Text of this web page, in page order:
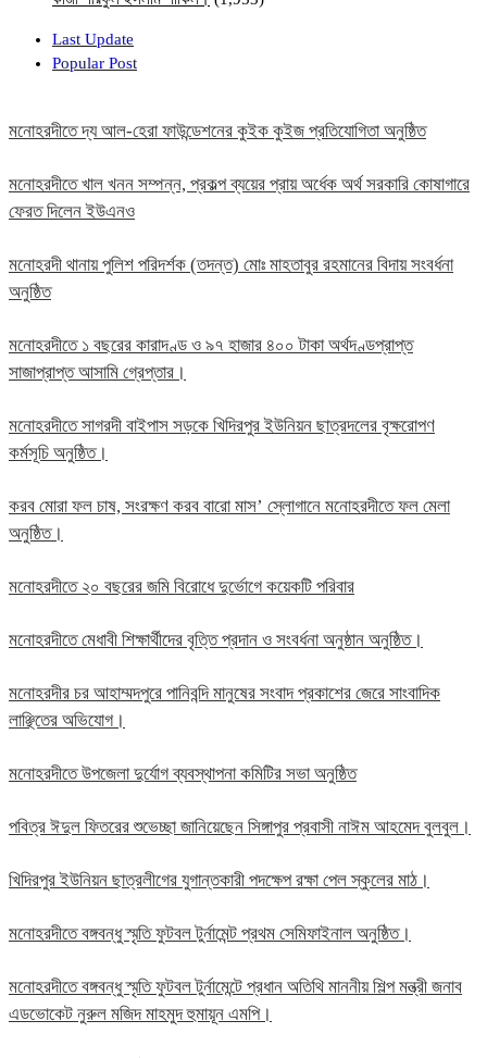
Last Update
Popular Post
মনোহরদীতে দ্য আল-হেরা ফাউন্ডেশনের কুইক কুইজ প্রতিযোগিতা অনুষ্ঠিত
মনোহরদীতে খাল খনন সম্পন্ন, প্রকল্প ব্যয়ের প্রায় অর্ধেক অর্থ সরকারি কোষাগারে
ফেরত দিলেন ইউএনও
মনোহরদী থানায় পুলিশ পরিদর্শক (তদন্ত) মোঃ মাহতাবুর রহমানের বিদায় সংবর্ধনা
অনুষ্ঠিত
মনোহরদীতে ১ বছরের কারাদণ্ড ও ৯৭ হাজার ৪০০ টাকা অর্থদণ্ডপ্রাপ্ত
সাজাপ্রাপ্ত আসামি গ্রেপ্তার।
মনোহরদীতে সাগরদী বাইপাস সড়কে খিদিরপুর ইউনিয়ন ছাত্রদলের বৃক্ষরোপণ
কর্মসূচি অনুষ্ঠিত।
করব মোরা ফল চাষ, সংরক্ষণ করব বারো মাস’ স্লোগানে মনোহরদীতে ফল মেলা
অনুষ্ঠিত।
মনোহরদীতে ২০ বছরের জমি বিরোধে দুর্ভোগে কয়েকটি পরিবার
মনোহরদীতে মেধাবী শিক্ষার্থীদের বৃত্তি প্রদান ও সংবর্ধনা অনুষ্ঠান অনুষ্ঠিত।
মনোহরদীর চর আহাম্মদপুরে পানিবন্দি মানুষের সংবাদ প্রকাশের জেরে সাংবাদিক
লাঞ্ছিতের অভিযোগ।
মনোহরদীতে উপজেলা দুর্যোগ ব্যবস্থাপনা কমিটির সভা অনুষ্ঠিত
পবিত্র ঈদুল ফিতরের শুভেচ্ছা জানিয়েছেন সিঙ্গাপুর প্রবাসী নাঈম আহমেদ বুলবুল।
খিদিরপুর ইউনিয়ন ছাত্রলীগের যুগান্তকারী পদক্ষেপ রক্ষা পেল স্কুলের মাঠ।
মনোহরদীতে বঙ্গবন্ধু স্মৃতি ফুটবল টুর্নামেন্ট প্রথম সেমিফাইনাল অনুষ্ঠিত।
মনোহরদীতে বঙ্গবন্ধু স্মৃতি ফুটবল টুর্নামেন্টে প্রধান অতিথি মাননীয় শিল্প মন্ত্রী জনাব
এডভোকেট নুরুল মজিদ মাহমুদ হুমায়ূন এমপি।